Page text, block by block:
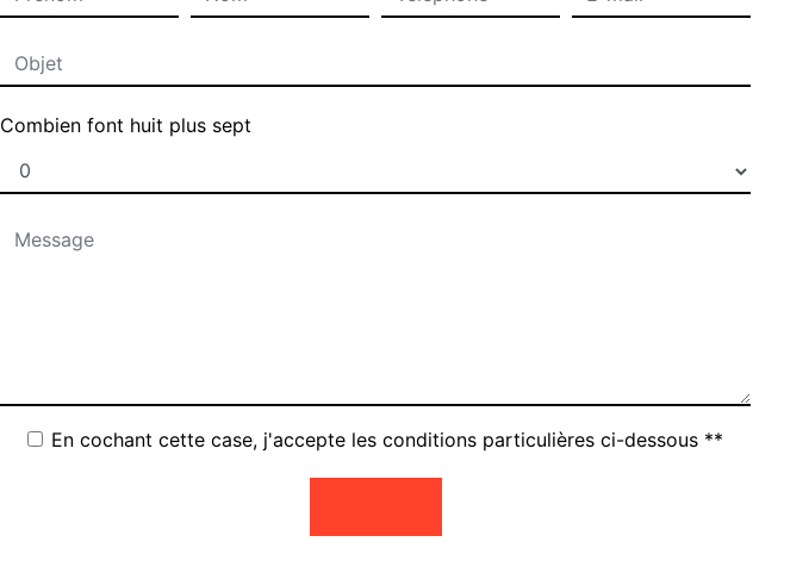
Combien font huit plus sept
En cochant cette case, j'accepte les conditions particulières ci-dessous **